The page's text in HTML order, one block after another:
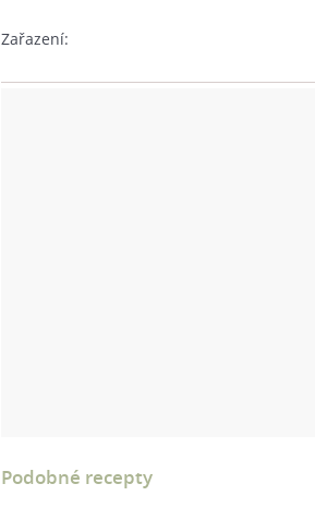
Zařazení:
Podobné recepty